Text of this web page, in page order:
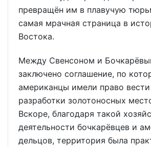
превращён им в плавучую
самая мрачная страница в
Востока.
Между Свенсоном и
заключено соглашение, по
американцы имели право
разработки золотоносных
Вскоре, благодаря такой
деятельности бочкарёвцев и
дельцов, территория была